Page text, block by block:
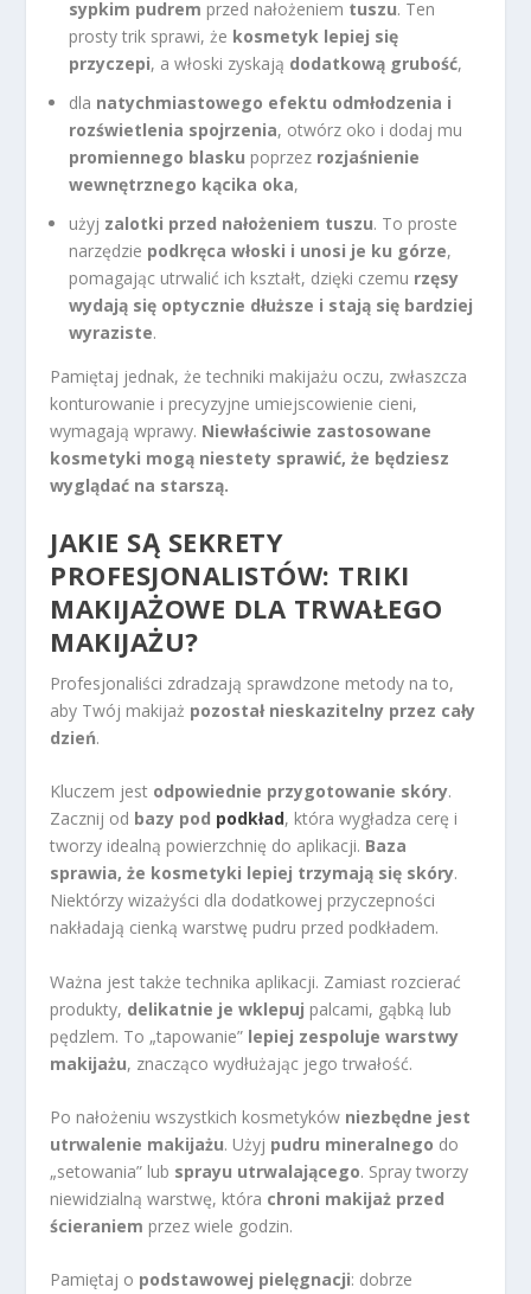
sypkim pudrem przed nałożeniem tuszu. Ten
prosty trik sprawi, że kosmetyk lepiej się
przyczepi, a włoski zyskają dodatkową grubość,
dla natychmiastowego efektu odmłodzenia i
rozświetlenia spojrzenia, otwórz oko i dodaj mu
promiennego blasku poprzez rozjaśnienie
wewnętrznego kącika oka,
użyj zalotki przed nałożeniem tuszu. To proste
narzędzie podkręca włoski i unosi je ku górze,
pomagając utrwalić ich kształt, dzięki czemu rzęsy
wydają się optycznie dłuższe i stają się bardziej
wyraziste.
Pamiętaj jednak, że techniki makijażu oczu, zwłaszcza
konturowanie i precyzyjne umiejscowienie cieni,
wymagają wprawy. Niewłaściwie zastosowane
kosmetyki mogą niestety sprawić, że będziesz
wyglądać na starszą.
JAKIE SĄ SEKRETY
PROFESJONALISTÓW: TRIKI
MAKIJAŻOWE DLA TRWAŁEGO
MAKIJAŻU?
Profesjonaliści zdradzają sprawdzone metody na to,
aby Twój makijaż pozostał nieskazitelny przez cały
dzień.
Kluczem jest odpowiednie przygotowanie skóry.
Zacznij od bazy pod podkład, która wygładza cerę i
tworzy idealną powierzchnię do aplikacji. Baza
sprawia, że kosmetyki lepiej trzymają się skóry.
Niektórzy wizażyści dla dodatkowej przyczepności
nakładają cienką warstwę pudru przed podkładem.
Ważna jest także technika aplikacji. Zamiast rozcierać
produkty, delikatnie je wklepuj palcami, gąbką lub
pędzlem. To „tapowanie” lepiej zespoluje warstwy
makijażu, znacząco wydłużając jego trwałość.
Po nałożeniu wszystkich kosmetyków niezbędne jest
utrwalenie makijażu. Użyj pudru mineralnego do
„setowania” lub sprayu utrwalającego. Spray tworzy
niewidzialną warstwę, która chroni makijaż przed
ścieraniem przez wiele godzin.
Pamiętaj o podstawowej pielęgnacji: dobrze